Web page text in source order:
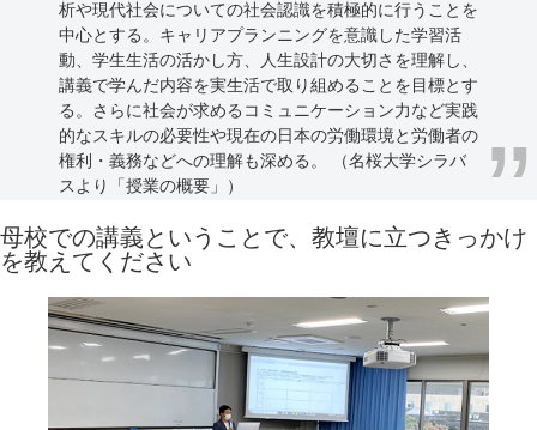
析や現代社会についての社会認識を積極的に行うことを
中心とする。キャリアプランニングを意識した学習活
動、学生生活の活かし方、人生設計の大切さを理解し、
講義で学んだ内容を実生活で取り組めることを目標とす
る。さらに社会が求めるコミュニケーション力など実践
的なスキルの必要性や現在の日本の労働環境と労働者の
権利・義務などへの理解も深める。 （名桜大学シラバ
スより「授業の概要」）
母校での講義ということで、教壇に立つきっかけ
を教えてください